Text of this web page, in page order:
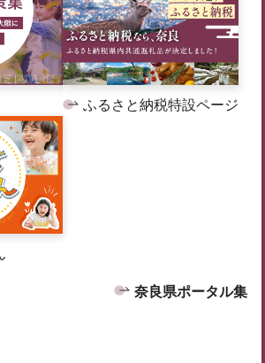
ふるさと納税特設ページ
奈良県ポータル集